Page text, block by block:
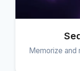
Memorize and